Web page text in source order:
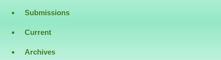
Submissions
Current
Archives